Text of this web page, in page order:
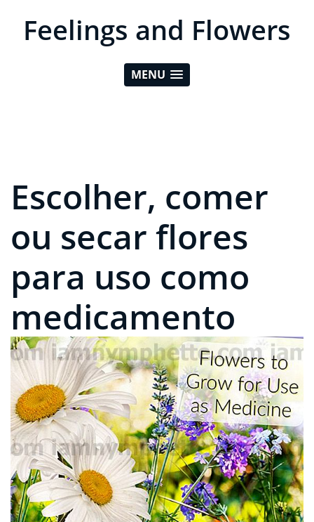
Feelings and Flowers
MENU
Escolher, comer
ou secar flores
para uso como
medicamento